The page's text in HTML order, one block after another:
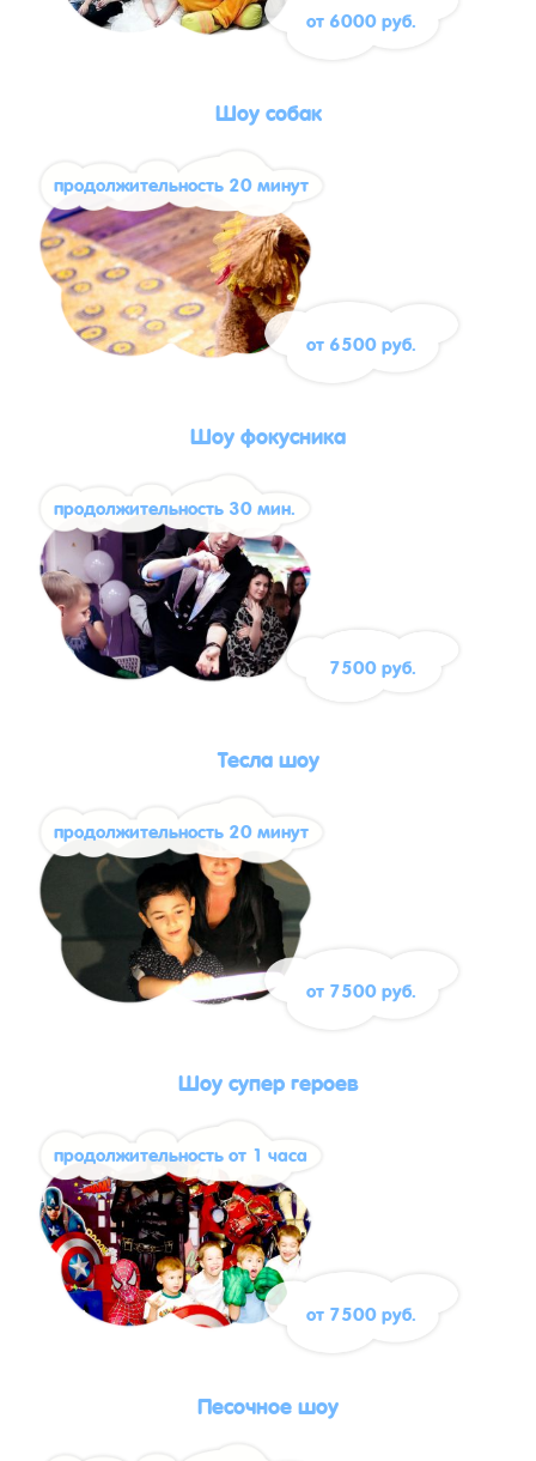
от 6000 руб.
Шоу собак
продолжительность 20 минут
от 6500 руб.
Шоу фокусника
продолжительность 30 мин.
7500 руб.
Тесла шоу
продолжительность 20 минут
от 7500 руб.
Шоу супер героев
продолжительность от 1 часа
от 7500 руб.
Песочное шоу